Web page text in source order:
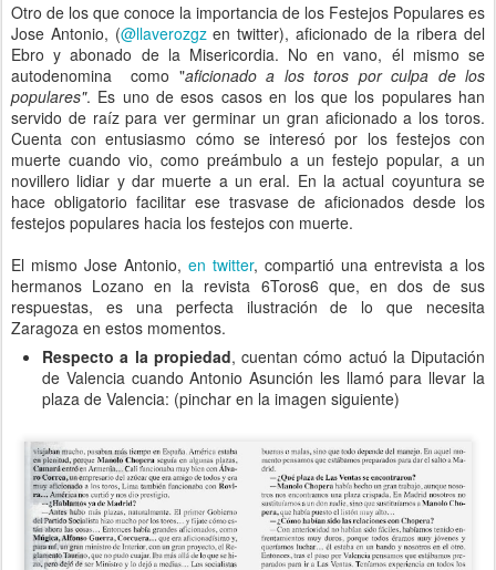
Otro de los que conoce la importancia de los Festejos Populares es
Jose Antonio, (@llaverozgzen twitter), aficionado de la ribera del
Ebro y abonado de la Misericordia. No en vano, él mismo se
autodenomina como "aficionado a los toros por culpa de los
populares". Es uno de esos casos en los que los populares han
servido de raíz para ver germinar un gran aficionado a los toros.
Cuenta con entusiasmo cómo se interesó por los festejos con
muerte cuando vio, como preámbulo a un festejo popular, a un
novillero lidiar y dar muerte a un eral. En la actual coyuntura se
hace obligatorio facilitar ese trasvase de aficionados desde los
festejos populares hacia los festejos con muerte.
El mismo Jose Antonio, en twitter, compartió una entrevista a los
hermanos Lozano en la revista 6Toros6 que, en dos de sus
respuestas, es una perfecta ilustración de lo que necesita
Zaragoza en estos momentos.
Respecto a la propiedad, cuentan cómo actuó la Diputación
de Valencia cuando Antonio Asunción les llamó para llevar la
plaza de Valencia: (pinchar en la imagen siguiente)